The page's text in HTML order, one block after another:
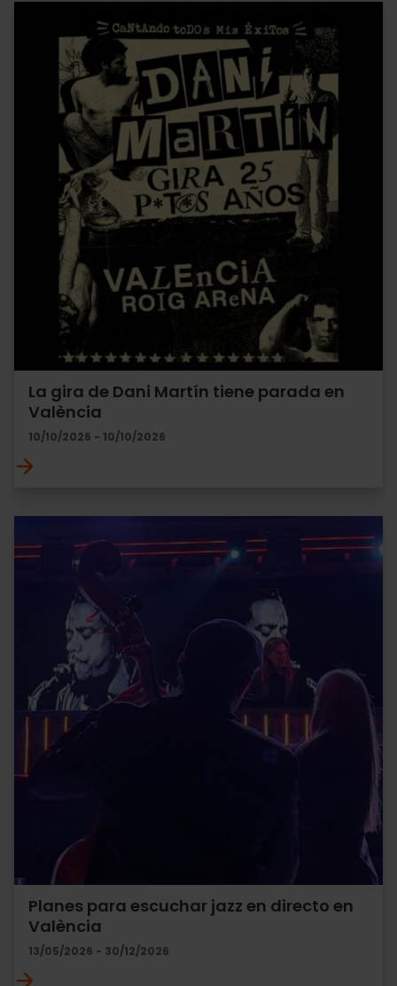
La gira de Dani Martín tiene parada en
València
10/10/2026 - 10/10/2026
Planes para escuchar jazz en directo en
València
13/05/2026 - 30/12/2026